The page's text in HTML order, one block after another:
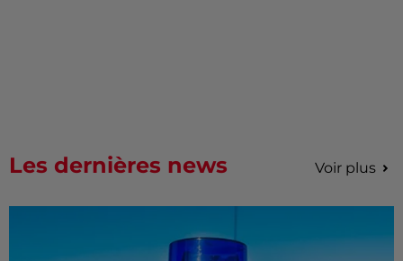
Les dernières news Voir plus